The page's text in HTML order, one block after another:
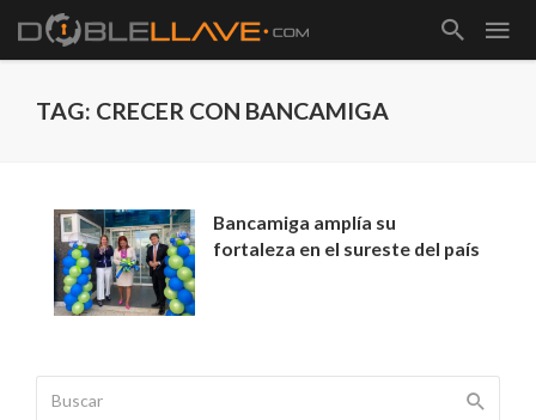
TAG: CRECER CON BANCAMIGA
Bancamiga amplía su
fortaleza en el sureste del país